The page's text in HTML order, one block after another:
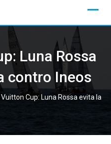
Luna Rossa
contro Ineos
Vuitton Cup: Luna Rossa evita la